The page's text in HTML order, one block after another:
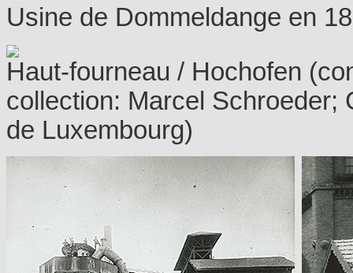
Usine de Dommeldange en
Haut-fourneau / Hochofen
collection: Marcel Schroeder;
de Luxembourg)